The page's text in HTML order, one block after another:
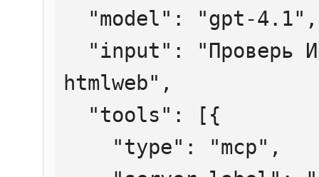
htmlweb",